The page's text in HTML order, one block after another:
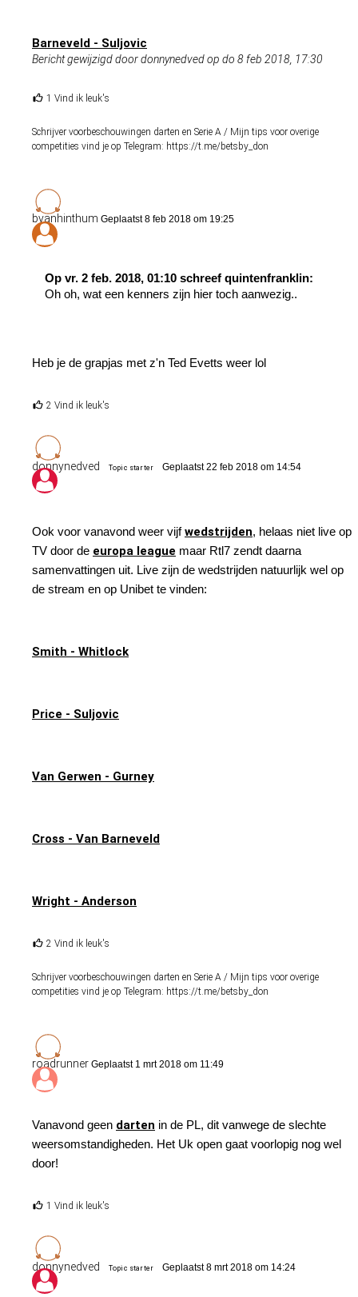
Barneveld - Suljovic
Bericht gewijzigd door donnynedved op do 8 feb 2018, 17:30
1 Vind ik leuk's
Schrijver voorbeschouwingen darten en Serie A / Mijn tips voor overige
competities vind je op Telegram: https://t.me/betsby_don
bvanhinthum Geplaatst 8 feb 2018 om 19:25
Op vr. 2 feb. 2018, 01:10 schreef quintenfranklin:
Oh oh, wat een kenners zijn hier toch aanwezig..
Heb je de grapjas met z'n Ted Evetts weer lol
2 Vind ik leuk's
donnynedved Topic starter Geplaatst 22 feb 2018 om 14:54
Ook voor vanavond weer vijfwedstrijden, helaas niet live op
TV door de europa league maar Rtl7 zendt daarna
samenvattingen uit. Live zijn de wedstrijden natuurlijk wel op
de stream en op Unibet te vinden:
Smith - Whitlock
Price - Suljovic
Van Gerwen - Gurney
Cross - Van Barneveld
Wright - Anderson
2 Vind ik leuk's
Schrijver voorbeschouwingen darten en Serie A / Mijn tips voor overige
competities vind je op Telegram: https://t.me/betsby_don
roadrunner Geplaatst 1 mrt 2018 om 11:49
Vanavond geen darten in de PL, dit vanwege de slechte
weersomstandigheden. Het Uk open gaat voorlopig nog wel
door!
1 Vind ik leuk's
donnynedved Topic starter Geplaatst 8 mrt 2018 om 14:24